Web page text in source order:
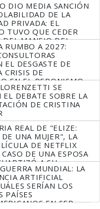
DIO MEDIA SANCIÓN
DE LA
PRIVADA: EL
TUVO QUE CEDER
DEL MANEJO DEL
RUMBO A 2027:
EL DESGASTE DE
CRISIS DE
EN EL PERONISMO
SE
EL DEBATE SOBRE LA
DE CRISTINA
REAL DE "ELIZE:
DE UNA MUJER", LA
DE NETFLIX
DE UNA ESPOSA
A SU
MUNDIAL: LA
ARTIFICIAL
SERÍAN LOS
PAÍSES
EN SER